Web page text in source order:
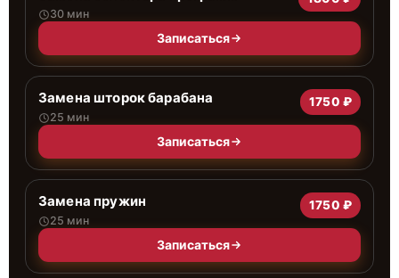
30 мин
Записаться
Замена шторок барабана
25 мин
1750 ₽
Записаться
Замена пружин
25 мин
1750 ₽
Записаться